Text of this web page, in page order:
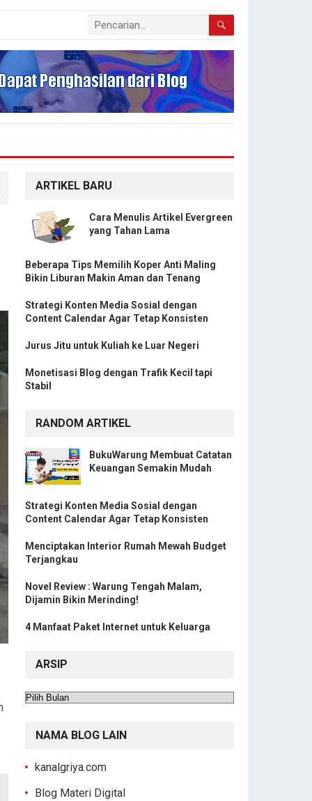
ARTIKEL BARU
Cara Menulis Artikel Evergreen
yang Tahan Lama
Beberapa Tips Memilih Koper Anti Maling
Bikin Liburan Makin Aman dan Tenang
Strategi Konten Media Sosial dengan
Content Calendar Agar Tetap Konsisten
Jurus Jitu untuk Kuliah ke Luar Negeri
Monetisasi Blog dengan Trafik Kecil tapi
Stabil
RANDOM ARTIKEL
BukuWarung Membuat Catatan
Keuangan Semakin Mudah
Strategi Konten Media Sosial dengan
Content Calendar Agar Tetap Konsisten
Menciptakan Interior Rumah Mewah Budget
Terjangkau
Novel Review : Warung Tengah Malam,
Dijamin Bikin Merinding!
4 Manfaat Paket Internet untuk Keluarga
ARSIP
Arsip
NAMA BLOG LAIN
kanalgriya.com
Blog Materi Digital